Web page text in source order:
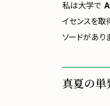
私は大学で
イセンスを取
ソードがあり
真夏の単